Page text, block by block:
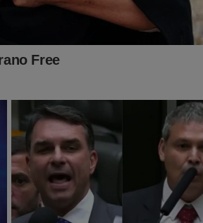
de dados após votação, o
de acesso ao sistema, após várias
está intermitente quando é
a mesma proporção
grande campanha nossa.
tem esse problema” tuitou